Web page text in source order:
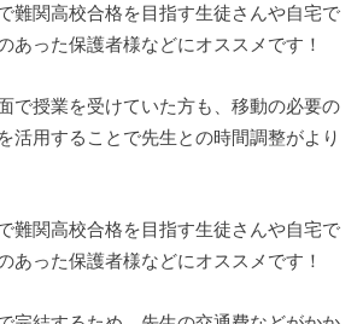
難関高校合格を目指す生徒さんや自宅で
あった保護者様などにオススメです！
で授業を受けていた方も、移動の必要の
活用することで先生との時間調整がより
難関高校合格を目指す生徒さんや自宅で
あった保護者様などにオススメです！